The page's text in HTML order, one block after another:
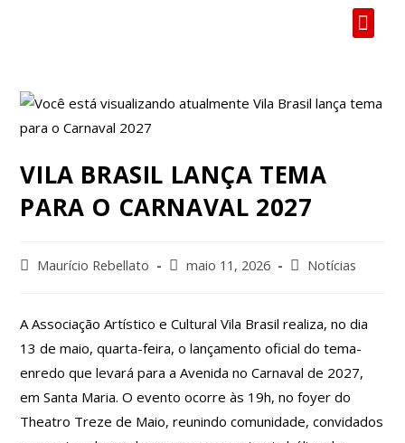
VILA BRASIL LANÇA TEMA
PARA O CARNAVAL 2027
Maurício Rebellato maio 11, 2026 Notícias
A Associação Artístico e Cultural Vila Brasil realiza, no dia
13 de maio, quarta-feira, o lançamento oficial do tema-
enredo que levará para a Avenida no Carnaval de 2027,
em Santa Maria. O evento ocorre às 19h, no foyer do
Theatro Treze de Maio, reunindo comunidade, convidados